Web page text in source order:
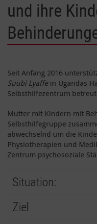
und ihre
Seit Anfang 2016
Suubi Lyaffein Ugandas
Selbsthilfezentrum
Mütter mit Kindern mit
Selbsthilfegruppe
abwechselnd um die
Physiotherapien und
Zentrum psychosoziale
Situation:
Ziel